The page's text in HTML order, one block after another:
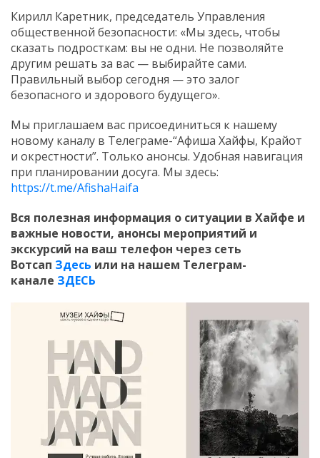
Кирилл Каретник, председатель Управления
общественной безопасности: «Мы здесь, чтобы
сказать подросткам: вы не одни. Не позволяйте
другим решать за вас — выбирайте сами.
Правильный выбор сегодня — это залог
безопасного и здорового будущего».
Мы приглашаем вас присоединиться к нашему
новому каналу в Телеграме-“Афиша Хайфы, Крайот
и окрестности”. Только анонсы. Удобная навигация
при планировании досуга. Мы здесь:
https://t.me/AfishaHaifa
Вся полезная информация о ситуации в Хайфе и
важные новости, анонсы мероприятий и
экскурсий на ваш телефон через сеть
Вотсап Здесь или на нашем Телеграм-
канале ЗДЕСЬ